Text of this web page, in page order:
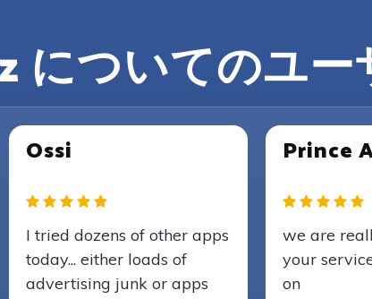
についてのユ
Ossi
I tried dozens of other apps
today... either loads of
advertising junk or apps
Prince
we are
your
on